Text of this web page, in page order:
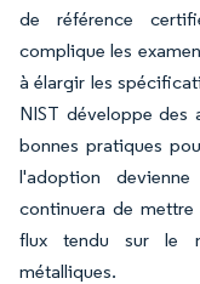
de référence
complique les
à élargir les
NIST développe des
bonnes pratiques
l'adoption
continuera de
flux tendu sur le
métalliques.